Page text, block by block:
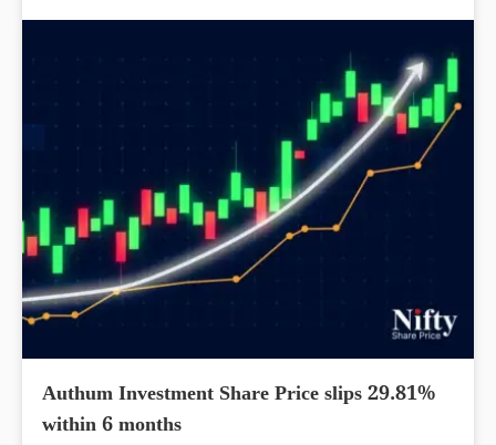
Authum Investment Share Price slips 29.81%
within 6 months